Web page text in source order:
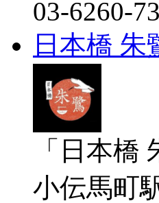
03-6260-
日本橋 朱
「日本
小伝馬町